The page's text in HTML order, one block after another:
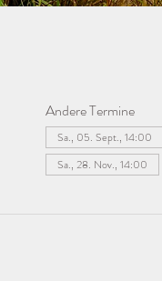
Andere Termine
Sa., 05. Sept., 14:00
Sa., 28. Nov., 14:00